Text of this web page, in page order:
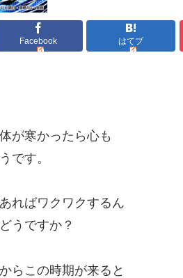
Facebook はてブ
が寒かったら心も
です。
ればワクワクするん
うですか？
らこの時期が来ると